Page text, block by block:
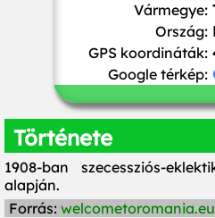
Vármegye:
Ország:
GPS koordináták:
Google térkép:
Története
1908-ban szecessziós-
alapján.
Forrás: